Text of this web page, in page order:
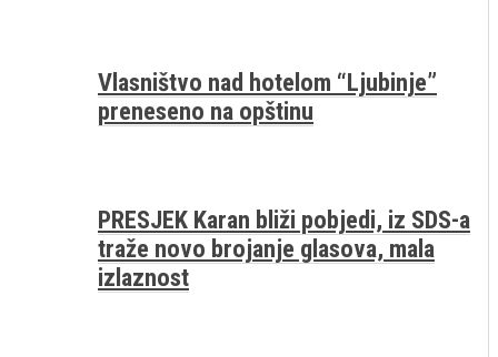
Vlasništvo nad hotelom “Ljubinje”
preneseno na opštinu
PRESJEK Karan bliži pobjedi, iz SDS-a
traže novo brojanje glasova, mala
izlaznost